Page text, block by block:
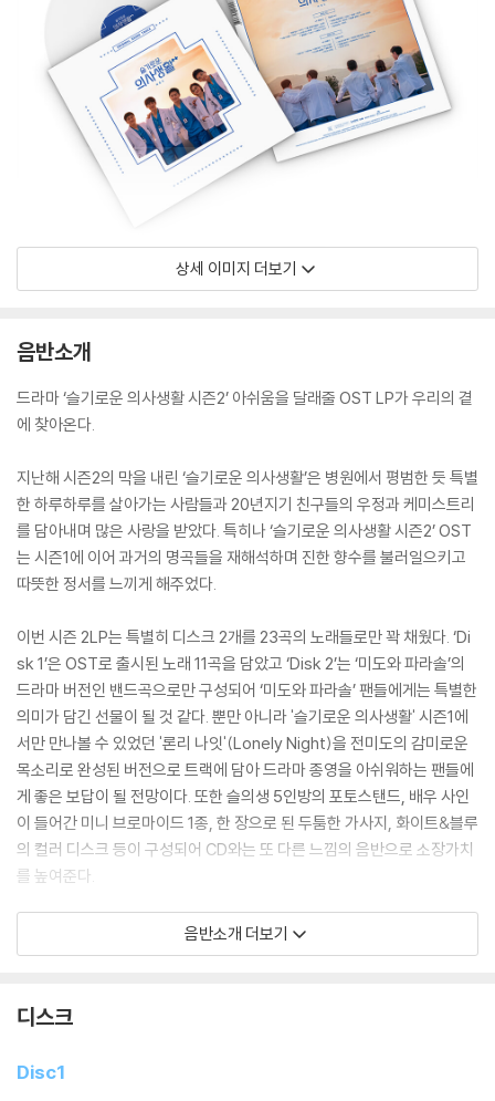
상세 이미지 더보기
음반소개
드라마 ‘슬기로운 의사생활 시즌2’ 아쉬움을 달래줄 OST LP가 우리의 곁
에 찾아온다.
지난해 시즌2의 막을 내린 ‘슬기로운 의사생활’은 병원에서 평범한 듯 특별
한 하루하루를 살아가는 사람들과 20년지기 친구들의 우정과 케미스트리
를 담아내며 많은 사랑을 받았다. 특히나 ‘슬기로운 의사생활 시즌2’ OST
는 시즌1에 이어 과거의 명곡들을 재해석하며 진한 향수를 불러일으키고
따뜻한 정서를 느끼게 해주었다.
이번 시즌 2LP는 특별히 디스크 2개를 23곡의 노래들로만 꽉 채웠다. ‘Di
sk 1’은 OST로 출시된 노래 11곡을 담았고 ‘Disk 2’는 ‘미도와 파라솔’의
드라마 버전인 밴드곡으로만 구성되어 ‘미도와 파라솔’ 팬들에게는 특별한
의미가 담긴 선물이 될 것 같다. 뿐만 아니라 '슬기로운 의사생활' 시즌1에
서만 만나볼 수 있었던 '론리 나잇'(Lonely Night)을 전미도의 감미로운
목소리로 완성된 버전으로 트랙에 담아 드라마 종영을 아쉬워하는 팬들에
게 좋은 보답이 될 전망이다. 또한 슬의생 5인방의 포토스탠드, 배우 사인
이 들어간 미니 브로마이드 1종, 한 장으로 된 두툼한 가사지, 화이트&블루
의 컬러 디스크 등이 구성되어 CD와는 또 다른 느낌의 음반으로 소장가치
를 높여준다.
아울러 일찍 품절되어 아쉬워했던 슬기로운 의사생활 시즌 1 OST LP가
이번에는 블랙디스크 버전으로 재발매 된다. LP의 특성상 제작기간이 오
들은 서둘러야 할 것 같다.
‘슬기로운 의사생활 시즌2’ OST 2LP와 함께 드라마를 그리워하시는 분들
음반소개 더보기
디스크
Disc1